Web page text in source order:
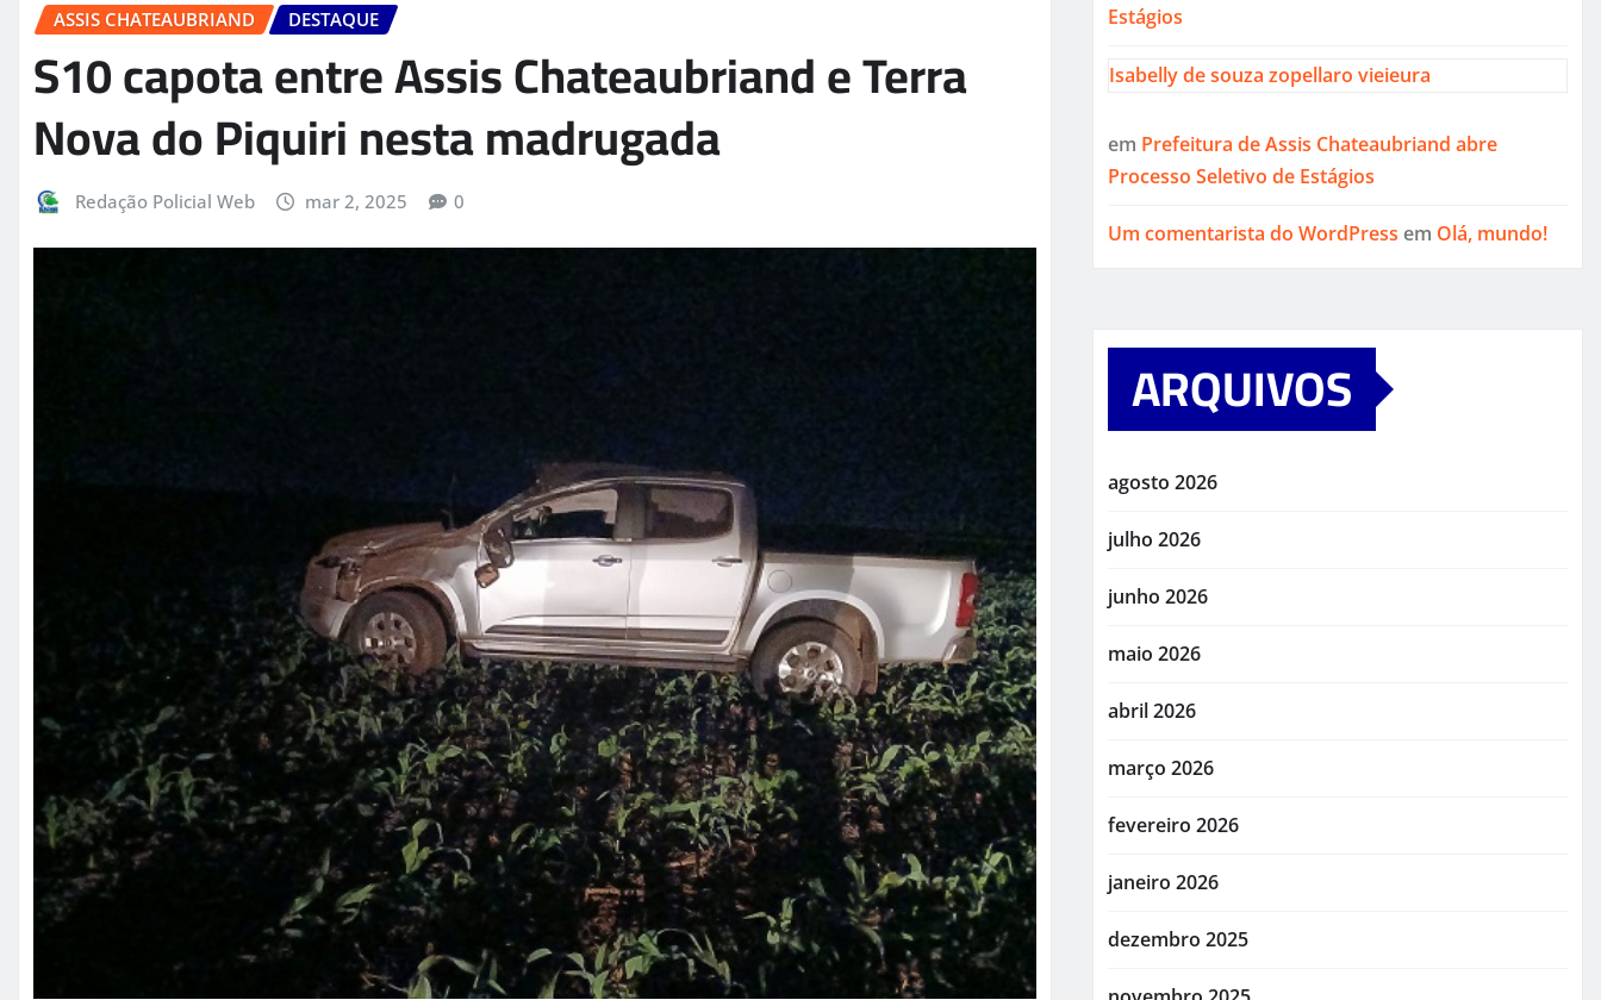
ASSIS CHATEAUBRIAND DESTAQUE
S10 capota entre Assis Chateaubriand e Terra
Nova do Piquiri nesta madrugada
Redação Policial Web mar 2, 2025 0
Estágios
Isabelly de souza zopellaro vieieura
em Prefeitura de Assis Chateaubriand abre
Processo Seletivo de Estágios
Um comentarista do WordPress em Olá, mundo!
ARQUIVOS
agosto 2026
julho 2026
junho 2026
maio 2026
abril 2026
março 2026
fevereiro 2026
janeiro 2026
dezembro 2025